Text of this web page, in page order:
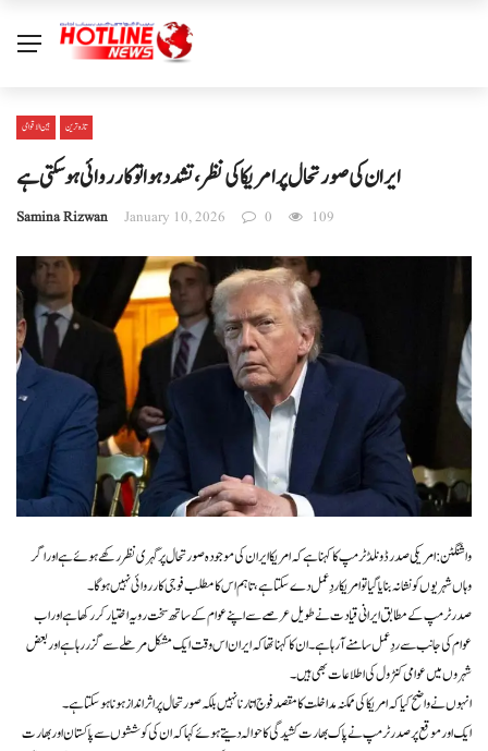
بین الا قوامی تازہ ترین
ایران کی صورتحال پر امریکا کی نظر، تشدد ہوا تو کارروائی ہو سکتی ہے
Samina Rizwan January 10, 2026 0 109
واشنگٹن: امریکی صدر ڈونلڈ ٹرمپ کا کہنا ہے کہ امریکا ایران کی موجودہ صورتحال پر گہری نظر رکھے ہوئے ہے اور اگر
وہاں شہریوں کو نشانہ بنایا گیا تو امریکا ردِعمل دے سکتا ہے، تاہم اس کا مطلب فوجی کارروائی نہیں ہوگا۔
صدر ٹرمپ کے مطابق ایرانی قیادت نے طویل عرصے سے اپنے عوام کے ساتھ سخت رویہ اختیار کر رکھا ہے اور اب
عوام کی جانب سے ردِعمل سامنے آ رہا ہے۔ ان کا کہنا تھا کہ ایران اس وقت ایک مشکل مرحلے سے گزر رہا ہے اور بعض
شہروں میں عوامی کنٹرول کی اطلاعات بھی ہیں۔
انہوں نے واضح کیا کہ امریکا کی ممکنہ مداخلت کا مقصد فوج اتارنا نہیں بلکہ صورتحال پر اثرانداز ہونا ہو سکتا ہے۔
ایک اور موقع پر صدر ٹرمپ نے پاک بھارت کشیدگی کا حوالہ دیتے ہوئے کہا کہ ان کی کوششوں سے پاکستان اور بھارت